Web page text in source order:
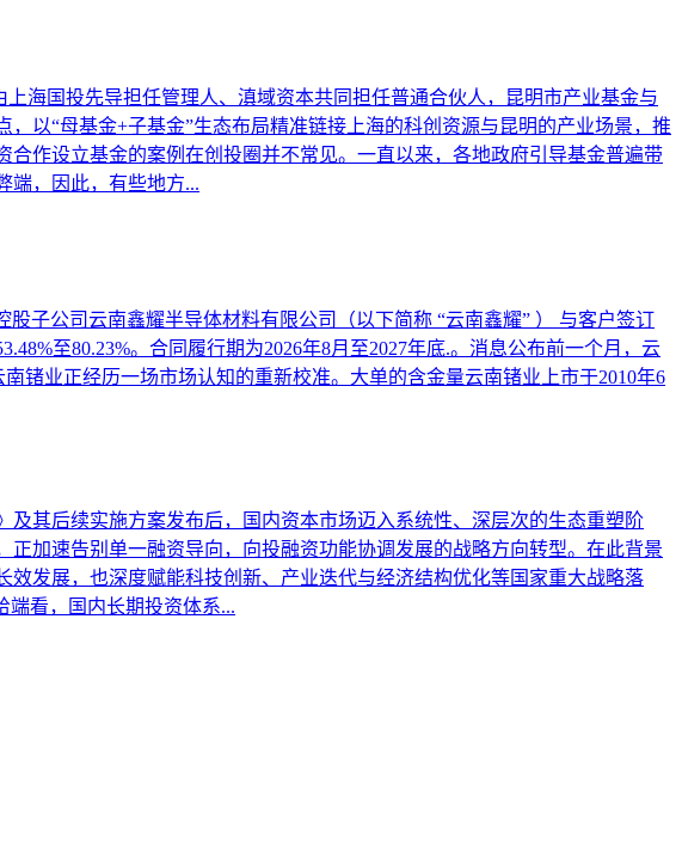
海国投先导担任管理人、滇域资本共同担任普通合伙人，昆明市产业基金与
以“母基金+子基金”生态布局精准链接上海的科创资源与昆明的产业场景，推
作设立基金的案例在创投圈并不常见。一直以来，各地政府引导基金普遍带
端，因此，有些地方...
子公司云南鑫耀半导体材料有限公司（以下简称 “云南鑫耀” ） 与客户签订
至80.23%。合同履行期为2026年8月至2027年底.。消息公布前一个月，云
锗业正经历一场市场认知的重新校准。大单的含金量云南锗业上市于2010年6
其后续实施方案发布后，国内资本市场迈入系统性、深层次的生态重塑阶
加速告别单一融资导向，向投融资功能协调发展的战略方向转型。在此背景
发展，也深度赋能科技创新、产业迭代与经济结构优化等国家重大战略落
端看，国内长期投资体系...